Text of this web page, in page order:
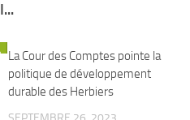
La Cour des Comptes pointe la
politique de développement
durable des Herbiers